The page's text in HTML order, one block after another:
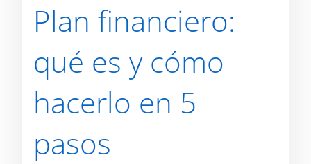
Plan financiero:
qué es y cómo
hacerlo en 5
pasos